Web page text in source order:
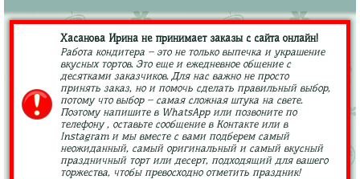
Хасанова Ирина не принимает заказы с сайта онлайн!
Работа кондитера – это не только выпечка и украшение
вкусных тортов. Это еще и ежедневное общение с
десятками заказчиков. Для нас важно не просто
принять заказ, но и помочь сделать правильный выбор,
потому что выбор – самая сложная штука на свете.
Поэтому напишите в WhatsApp или позвоните по
телефону , оставьте сообщение в Контакте или в
Instagram и мы вместе с вами подберем самый
неожиданный, самый оригинальный и самый вкусный
праздничный торт или десерт, подходящий для вашего
торжества, чтобы превосходно отметить праздник!